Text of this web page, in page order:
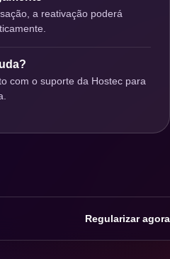
a reativação poderá
com o suporte da Hostec para
Regularizar agora